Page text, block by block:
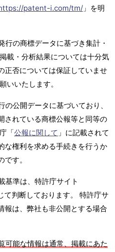
patent-i.com/tm/ 」を明
行の商標データに基づき集計・
載・分析結果については十分気
正否については保証していませ
いいたします。
公開データに基づいており、
されている商標公報等と同等の
「公報に関して 」に記載されて
な権利を求める手続きを行うか
す。
基準は、特許庁サイト
判断しております。 特許庁サ
報は、弊社も非公開とする場合
可能な情報は通常、掲載にあた